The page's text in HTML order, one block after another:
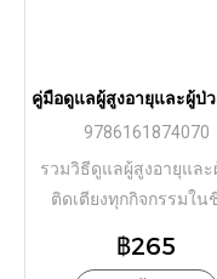
คู่มือดูแลผู้สูงอายุและผู้ป่
9786161874070
รวมวิธีดูแลผู้สูงอายุและ
ติดเตียงทุกกิจกรรมใน
฿265